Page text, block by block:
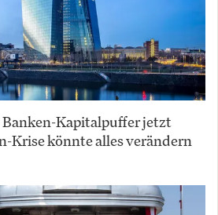
Kapitalpuffer jetzt
Krise könnte alles verändern